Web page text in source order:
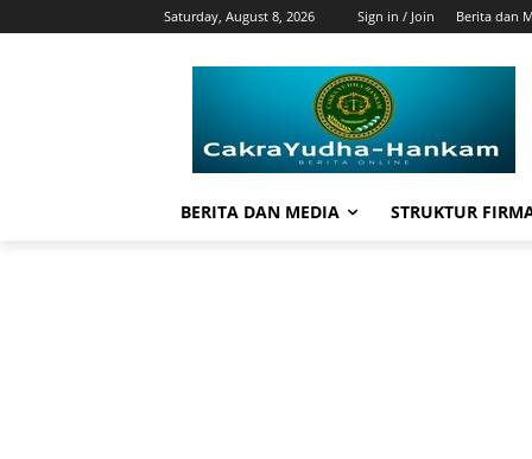
Saturday, August 8, 2026 Sign in / Join Berita dan
BERITA DAN MEDIA STRUKTUR